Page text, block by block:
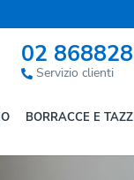
02
Servizio clienti
BORRACCE E